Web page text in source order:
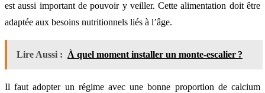
est aussi important de pouvoir y veiller. Cette alimentation doit être
adaptée aux besoins nutritionnels liés à l’âge.
Lire Aussi : À quel moment installer un monte-escalier ?
Il faut adopter un régime avec une bonne proportion de calcium